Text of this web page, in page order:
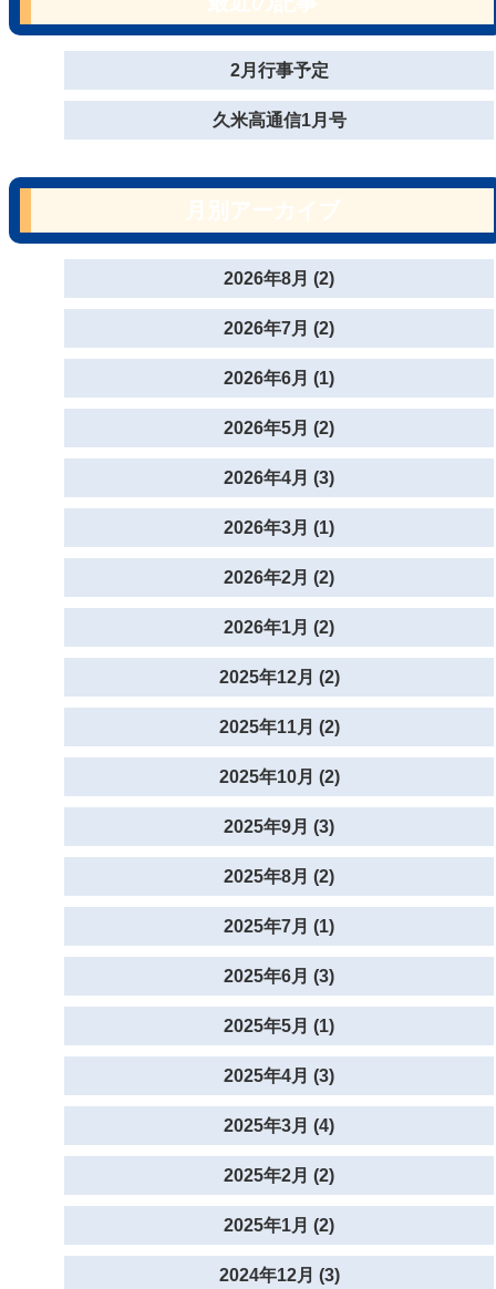
2月行事予定
久米高通信1月号
2026年8月 (2)
2026年7月 (2)
2026年6月 (1)
2026年5月 (2)
2026年4月 (3)
2026年3月 (1)
2026年2月 (2)
2026年1月 (2)
2025年12月 (2)
2025年11月 (2)
2025年10月 (2)
2025年9月 (3)
2025年8月 (2)
2025年7月 (1)
2025年6月 (3)
2025年5月 (1)
2025年4月 (3)
2025年3月 (4)
2025年2月 (2)
2025年1月 (2)
2024年12月 (3)